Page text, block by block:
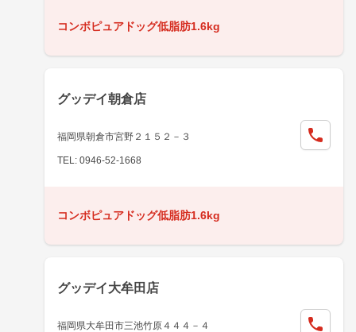
コンボピュアドッグ低脂肪1.6kg
グッデイ朝倉店
福岡県朝倉市宮野２１５２－３
TEL: 0946-52-1668
コンボピュアドッグ低脂肪1.6kg
グッデイ大牟田店
福岡県大牟田市三池竹原４４４－４